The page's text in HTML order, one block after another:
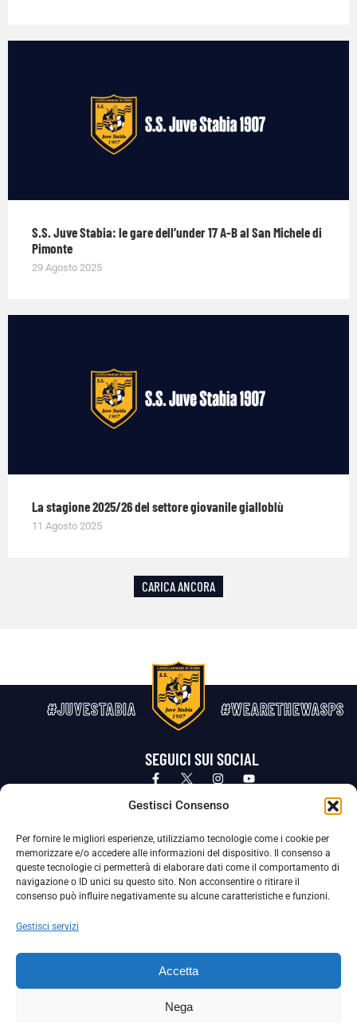
Gestisci Consenso
Per fornire le migliori esperienze, utilizziamo tecnologie come i cookie per
memorizzare e/o accedere alle informazioni del dispositivo. Il consenso a
queste tecnologie ci permetterà di elaborare dati come il comportamento di
navigazione o ID unici su questo sito. Non acconsentire o ritirare il
consenso può influire negativamente su alcune caratteristiche e funzioni.
Gestisci servizi
Accetta
Nega
S.S. Juve Stabia: le gare dell’under 17 A-B al San Michele di
Pimonte
29 Agosto 2025
La stagione 2025/26 del settore giovanile gialloblù
11 Agosto 2025
CARICA ANCORA
#JUVESTABIA #WEARETHEWASPS
SEGUICI SUI SOCIAL
Privacy Policy Cookie Policy
La Società ha nominato il Responsabile della Protezione dei Dati Personali (DPO), figura specializzata che vigila sulle modalità
adottate dalla nostra Società per tutelare i Suoi dati personali.
Per contattare il DPO può scrivere a
La Società ha inoltre adottato un proprio Codice Etico, consultabile al seguente link: